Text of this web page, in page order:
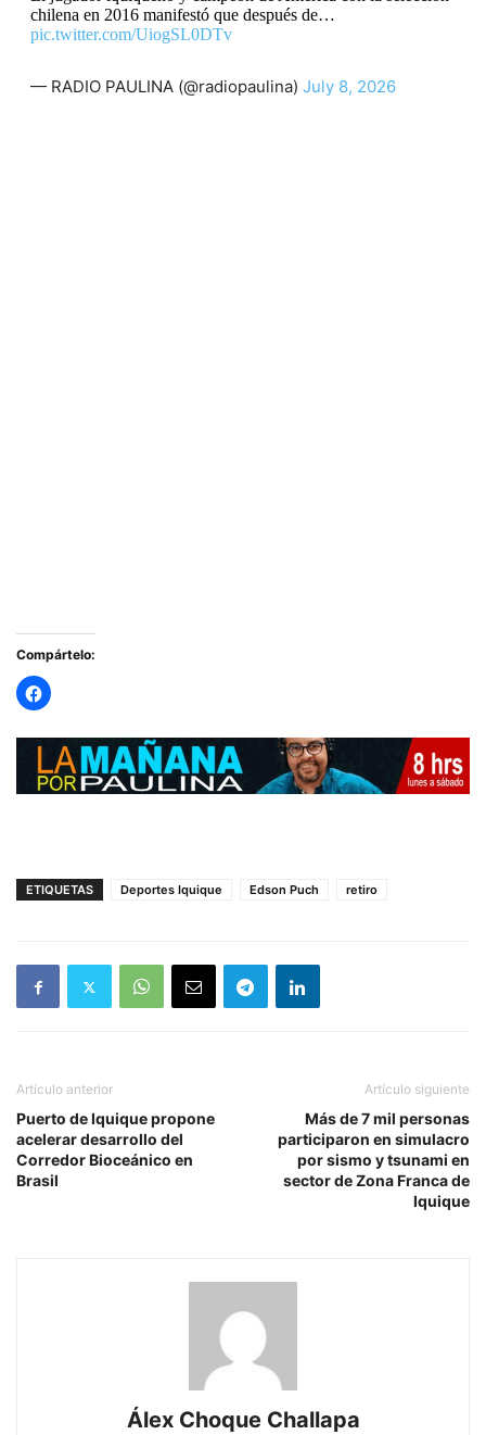
chilena en 2016 manifestó que después de…
pic.twitter.com/UiogSL0DTv
— RADIO PAULINA (@radiopaulina) July 8, 2026
Compártelo:
ETIQUETAS Deportes Iquique Edson Puch retiro
Artículo anterior
Puerto de Iquique propone
acelerar desarrollo del
Corredor Bioceánico en
Brasil
Artículo siguiente
Más de 7 mil personas
participaron en simulacro
por sismo y tsunami en
sector de Zona Franca de
Iquique
Álex Choque Challapa